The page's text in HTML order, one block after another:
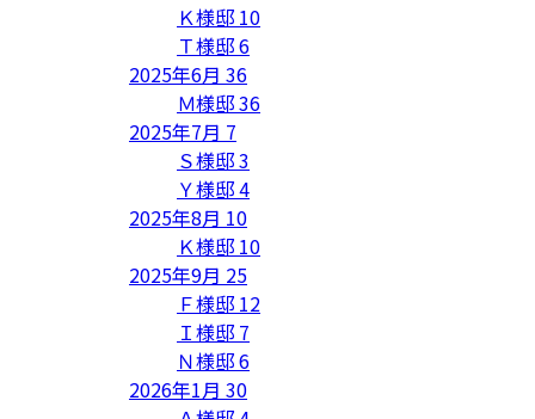
Ｋ様邸 10
Ｔ様邸6
2025年6月 36
Ｍ様邸36
2025年7月 7
Ｓ様邸3
Ｙ様邸4
2025年8月 10
Ｋ様邸 10
2025年9月 25
Ｆ様邸 12
Ｉ様邸 7
Ｎ様邸6
2026年1月 30